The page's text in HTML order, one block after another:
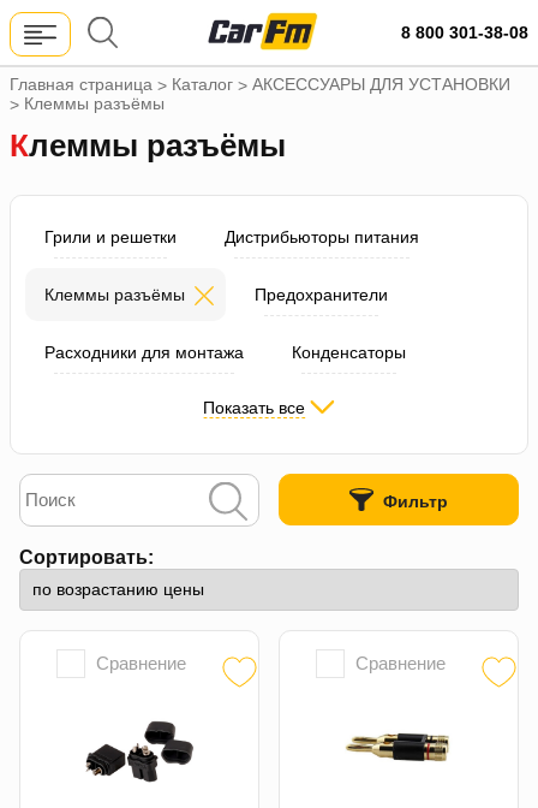
8 800 301-38-08
Главная страница > Каталог > АКСЕССУАРЫ ДЛЯ УСТАНОВКИ
> Клеммы разъёмы
Клеммы разъёмы
Грили и решетки Дистрибьюторы питания
Клеммы разъёмы Предохранители
Расходники для монтажа Конденсаторы
Полки, подиумы, кольца Провода
Показать все
Фильтр
Сортировать:
Сравнение Сравнение